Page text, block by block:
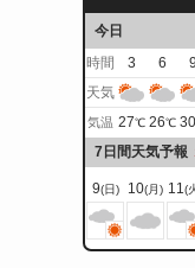
今日
時間
3 6 9
天気
気温 27℃ 26℃ 30
7日間天気予報
9(日) 10(月) 11(